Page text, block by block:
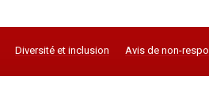
Diversité et inclusion Avis de non-